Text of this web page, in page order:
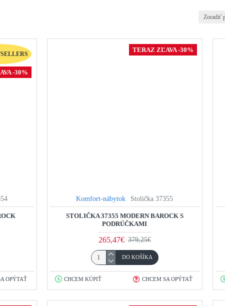
Zoradiť
-30%
OPÝTAŤ
TERAZ ZĽAVA -30%
Komfort-nábytok Stolička 37355
STOLIČKA 37355 MODERN BAROCK S
PODRÚČKAMI
265,47€ 379,25€
DO KOŠÍKA
CHCEM KÚPIŤ CHCEM SA OPÝTAŤ